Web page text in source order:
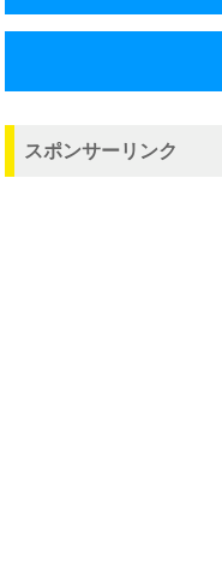
スポンサーリンク